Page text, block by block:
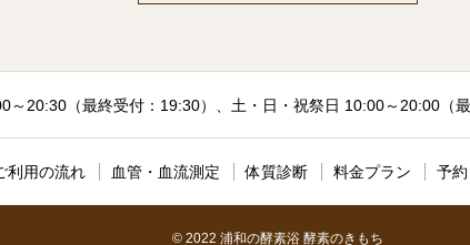
～20:30（最終受付：19:30）、土・日・祝祭日 10:00～20:00（
利用の流れ 血管・血流測定 体質診断 料金プラン 予
© 2022 浦和の酵素浴 酵素のきもち